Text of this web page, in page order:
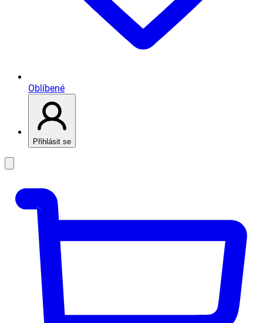
Oblíbené
Přihlásit se